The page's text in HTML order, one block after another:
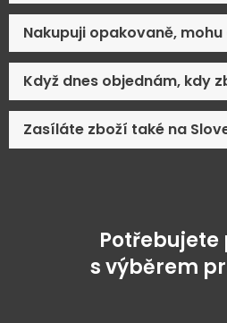
Nakupuji opakovaně,
Když dnes objednám, kdy
Zasíláte zboží také na
s výběrem